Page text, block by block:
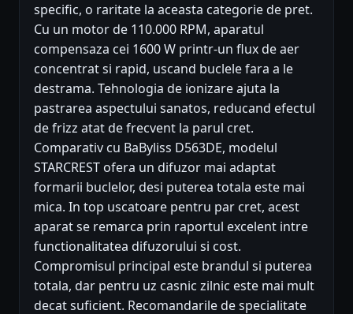
specific, o raritate la aceasta categorie de pret.
Cu un motor de 110.000 RPM, aparatul
compensaza cei 1600 W printr-un flux de aer
concentrat si rapid, uscand buclele fara a le
destrama. Tehnologia de ionizare ajuta la
pastrarea aspectului sanatos, reducand efectul
de frizz atat de frecvent la parul cret.
Comparativ cu BaByliss D563DE, modelul
STARCREST ofera un difuzor mai adaptat
formarii buclelor, desi puterea totala este mai
mica. In top uscatoare pentru par cret, acest
aparat se remarca prin raportul excelent intre
functionalitatea difuzorului si cost.
Compromisul principal este brandul si puterea
totala, dar pentru uz casnic zilnic este mai mult
decat suficient. Recomandarile de specialitate